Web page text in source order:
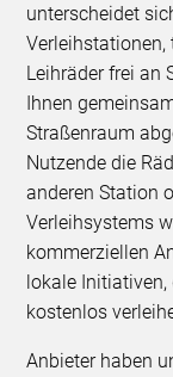
unterscheidet
Leihräder frei an
Ihnen
Straßenraum
Nutzende die
anderen Station
Verleihsystems
kommerziellen
lokale Initiativen,
kostenlos
Anbieter haben